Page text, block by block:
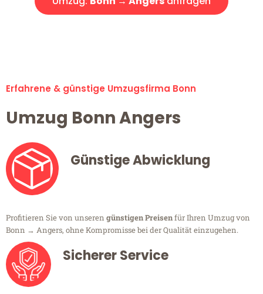
Erfahrene & günstige Umzugsfirma Bonn
Umzug Bonn Angers
Günstige Abwicklung
Profitieren Sie von unseren günstigen Preisenfür Ihren Umzug von
Bonn → Angers, ohne Kompromisse bei der Qualität einzugehen.
Sicherer Service